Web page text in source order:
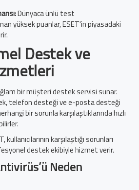
Dünyaca ünlü test
yüksek puanlar, ESET'in piyasadaki
Destek ve
bir müşteri destek servisi sunar.
telefon desteği ve e-posta desteği
bir sorunla karşılaştıklarında hızlı
kullanıcılarının karşılaştığı sorunları
destek ekibiyle hizmet verir.
Neden